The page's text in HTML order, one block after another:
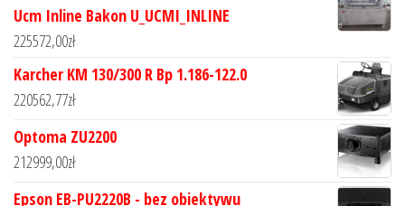
Ucm Inline Bakon U_UCMI_INLINE
225572,00zł
Karcher KM 130/300 R Bp 1.186-122.0
220562,77zł
Optoma ZU2200
212999,00zł
Epson EB-PU2220B - bez obiektywu